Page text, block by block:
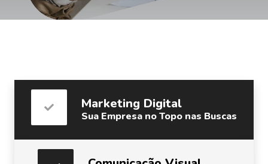
Marketing Digital
Sua Empresa no Topo nas Buscas